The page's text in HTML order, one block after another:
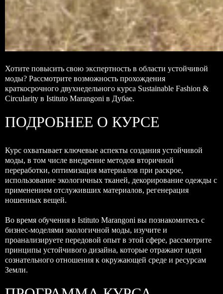
Хотите повысить свою экспертность в области устойчивой
моды? Рассмотрите возможность прохождения
краткосрочного двухнедельного курса Sustainable Fashion &
Circularity в Istituto Marangoni в Дубае.
ПОДРОБНЕЕ О КУРСЕ
Курс охватывает ключевые аспекты создания устойчивой
моды, в том числе внедрение методов вторичной
переработки, оптимизация материалов при раскрое,
использование экологичных тканей, декорирование одежды с
применением отслуживших материалов, регенерация
ношенных вещей.
Во время обучения в Istituto Marangoni вы познакомитесь с
бизнес-моделями экологичной моды, изучите и
проанализируете передовой опыт в этой сфере, рассмотрите
принципы устойчивого дизайна, которые отражают идеи
сознательного отношения к окружающей среде и ресурсам
Земли.